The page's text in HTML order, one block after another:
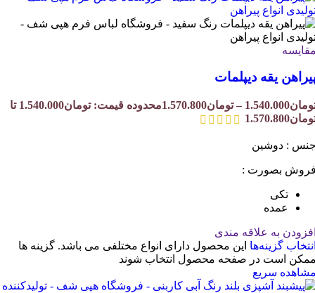
یقه دیپلمات
1.540.000
– تومان1.570.800
محدوده قیمت: تومان1.540.000 تا
: دوشین
بصورت :
تکی
عمده
به علاقه مندی
گزینه‌ها این محصول دارای انواع مختلفی می باشد. گزینه ها
است در صفحه محصول انتخاب شوند
سریع